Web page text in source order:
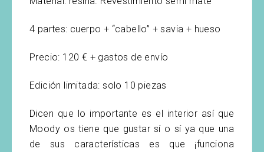
4 partes: cuerpo + “cabello” + savia + hueso
Precio: 120 € + gastos de envío
Edición limitada: solo 10 piezas
Dicen que lo importante es el interior así que
Moody os tiene que gustar sí o sí ya que una
de sus características es que ¡funciona